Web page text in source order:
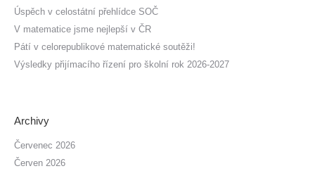
Úspěch v celostátní přehlídce SOČ
V matematice jsme nejlepší v ČR
Pátí v celorepublikové matematické soutěži!
Výsledky přijímacího řízení pro školní rok 2026-2027
Archivy
Červenec 2026
Červen 2026